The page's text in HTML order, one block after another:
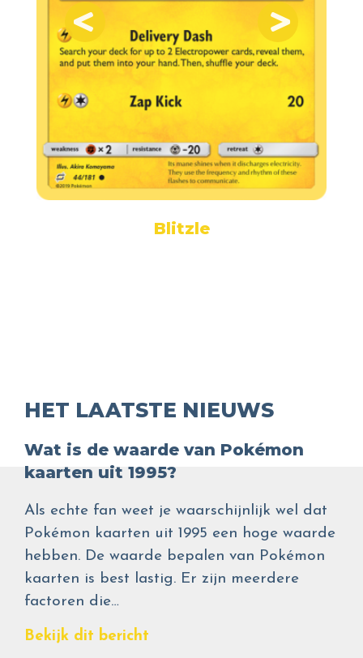
Blitzle
HET LAATSTE NIEUWS
Wat is de waarde van Pokémon
kaarten uit 1995?
Als echte fan weet je waarschijnlijk wel dat
Pokémon kaarten uit 1995 een hoge waarde
hebben. De waarde bepalen van Pokémon
kaarten is best lastig. Er zijn meerdere
factoren die…
Bekijk dit bericht